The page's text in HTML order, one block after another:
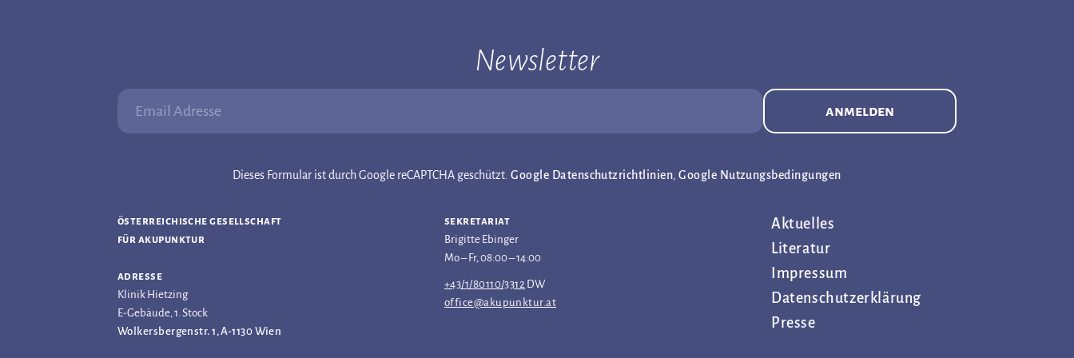
Newsletter
Email Adresse:
anmelden
Dieses Formular ist durch Google reCAPTCHA geschützt.Google Datenschutzrichtlinien,Google Nutzungsbedingungen
österreichische gesellschaft
für akupunktur
adresse
Klinik Hietzing
E-Gebäude, 1. Stock
Wolkersbergenstr. 1, A-1130 Wien
sekretariat
Brigitte Ebinger
Mo – Fr, 08:00 – 14:00
+43/1/80110/3312 DW
office@akupunktur.at
Aktuelles
Literatur
Impressum
Datenschutz­erklärung
Presse